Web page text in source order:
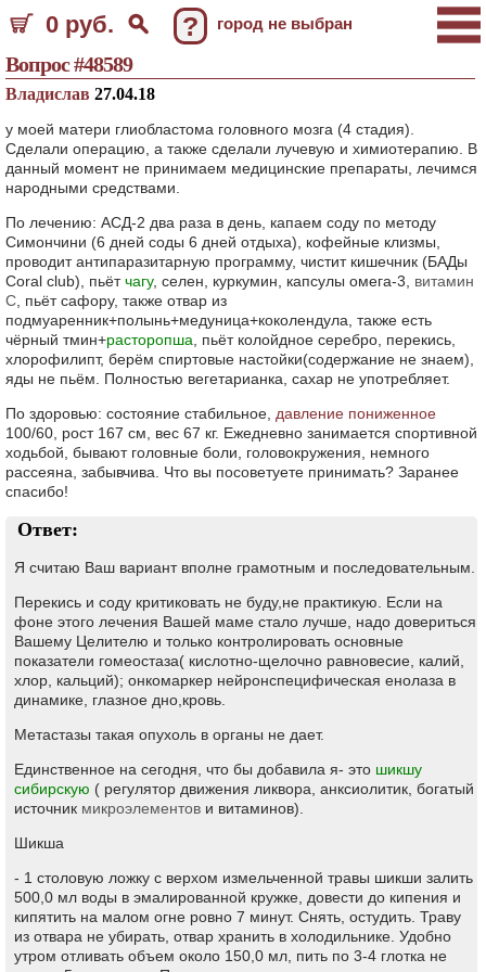
0 руб. ? город не выбран
Вопрос #48589
Владислав 27.04.18
у моей матери глиобластома головного мозга (4 стадия).
Сделали операцию, а также сделали лучевую и химиотерапию. В
данный момент не принимаем медицинские препараты, лечимся
народными средствами.
По лечению: АСД-2 два раза в день, капаем соду по методу
Симончини (6 дней соды 6 дней отдыха), кофейные клизмы,
проводит антипаразитарную программу, чистит кишечник (БАДы
Coral club), пьётчагу, селен, куркумин, капсулы омега-3, витамин
С , пьёт сафору, также отвар из
подмуаренник+полынь+медуница+коколендула, также есть
чёрный тмин+расторопша , пьёт колойдное серебро, перекись,
хлорофилипт, берём спиртовые настойки(содержание не знаем),
яды не пьём. Полностью вегетарианка, сахар не употребляет.
По здоровью: состояние стабильное, давление пониженное
100/60, рост 167 см, вес 67 кг. Ежедневно занимается спортивной
ходьбой, бывают головные боли, головокружения, немного
рассеяна, забывчива. Что вы посоветуете принимать? Заранее
спасибо!
Ответ:
Я считаю Ваш вариант вполне грамотным и последовательным.
Перекись и соду критиковать не буду,не практикую. Если на
фоне этого лечения Вашей маме стало лучше, надо довериться
Вашему Целителю и только контролировать основные
показатели гомеостаза( кислотно-щелочно равновесие, калий,
хлор, кальций); онкомаркер нейронспецифическая енолаза в
динамике, глазное дно,кровь.
Метастазы такая опухоль в органы не дает.
Единственное на сегодня, что бы добавила я- это шикшу
сибирскую ( регулятор движения ликвора, анксиолитик, богатый
источник микроэлементов и витаминов).
Шикша
- 1 столовую ложку с верхом измельченной травы шикши залить
500,0 мл воды в эмалированной кружке, довести до кипения и
кипятить на малом огне ровно 7 минут. Снять, остудить. Траву
из отвара не убирать, отвар хранить в холодильнике. Удобно
утром отливать объем около 150,0 мл, пить по 3-4 глотка не